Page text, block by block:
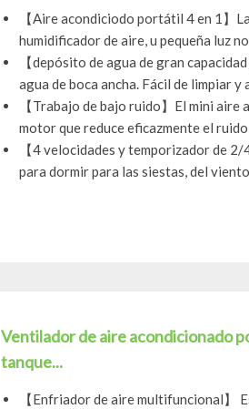
【Aire acondiciodo portátil 4 en 1】
humidificador de aire, u pequeña luz
【depósito de agua de gran
agua de boca ancha. Fácil de limpiar
【Trabajo de bajo ruido】El mini
motor que reduce eficazmente el
【4 velocidades y temporizador de
para dormir para las siestas, del
Ventilador de aire acondicionado
tanque...
【Enfriador de aire multifuncional】